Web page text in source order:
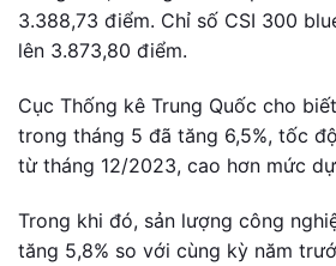
3.388,73 điểm. Chỉ số CSI 300
lên 3.873,80 điểm.
Cục Thống kê Trung Quốc cho
trong tháng 5 đã tăng 6,5%, tốc
từ tháng 12/2023, cao hơn mức
Trong khi đó, sản lượng công
tăng 5,8% so với cùng kỳ năm